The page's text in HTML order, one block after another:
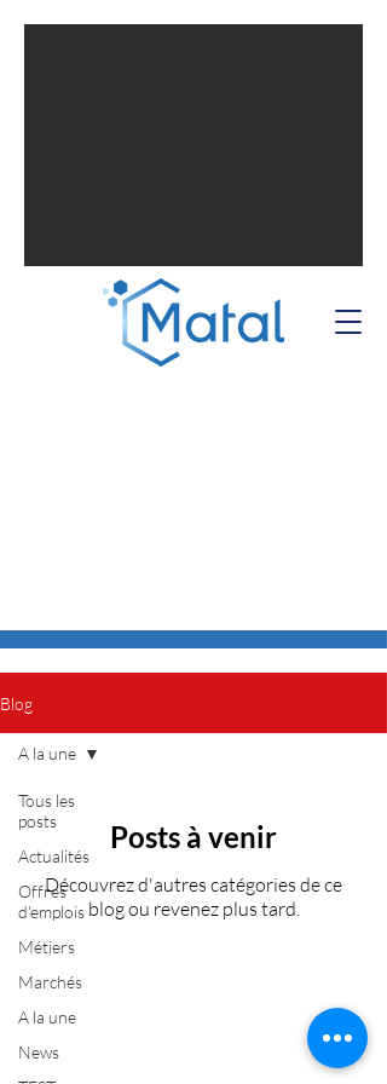
Blog
Tous les
posts
Actualités
Offres
d'emplois
Métiers
Marchés
A la une
News
A la une
Posts à venir
Découvrez d'autres catégories de ce
blog ou revenez plus tard.